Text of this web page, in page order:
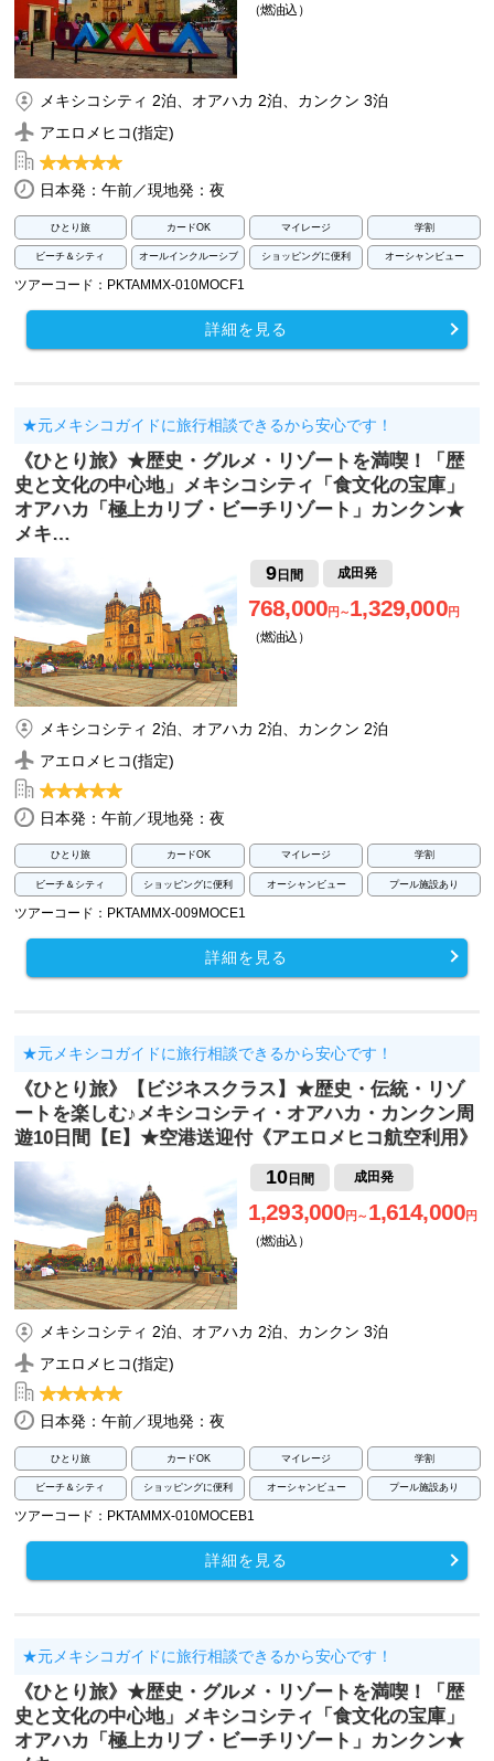
（燃油込）
メキシコシティ 2泊、オアハカ 2泊、カンクン 3泊
アエロメヒコ(指定)
日本発：午前／現地発：夜
ひとり旅 カードOK マイレージ 学割
ビーチ＆シティ オールインクルーシブ ショッピングに便利 オーシャンビュー
ツアーコード：PKTAMMX-010MOCF1
詳細を見る
★元メキシコガイドに旅行相談できるから安心です！
《ひとり旅》★歴史・グルメ・リゾートを満喫！「歴
史と文化の中心地」メキシコシティ「食文化の宝庫」
オアハカ「極上カリブ・ビーチリゾート」カンクン★
メキ…
9日間 成田発
768,000円～1,329,000円
（燃油込）
メキシコシティ 2泊、オアハカ 2泊、カンクン 2泊
アエロメヒコ(指定)
日本発：午前／現地発：夜
ひとり旅 カードOK マイレージ 学割
ビーチ＆シティ ショッピングに便利 オーシャンビュー プール施設あり
ツアーコード：PKTAMMX-009MOCE1
詳細を見る
★元メキシコガイドに旅行相談できるから安心です！
《ひとり旅》【ビジネスクラス】★歴史・伝統・リゾ
ートを楽しむ♪メキシコシティ・オアハカ・カンクン周
遊10日間【E】★空港送迎付《アエロメヒコ航空利用》
10日間 成田発
1,293,000円～ 1,614,000円
（燃油込）
メキシコシティ 2泊、オアハカ 2泊、カンクン 3泊
アエロメヒコ(指定)
日本発：午前／現地発：夜
ひとり旅 カードOK マイレージ 学割
ビーチ＆シティ ショッピングに便利 オーシャンビュー プール施設あり
ツアーコード：PKTAMMX-010MOCEB1
詳細を見る
★元メキシコガイドに旅行相談できるから安心です！
《ひとり旅》★歴史・グルメ・リゾートを満喫！「歴
史と文化の中心地」メキシコシティ「食文化の宝庫」
オアハカ「極上カリブ・ビーチリゾート」カンクン★